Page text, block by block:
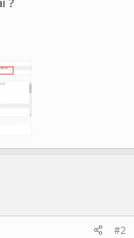
#2